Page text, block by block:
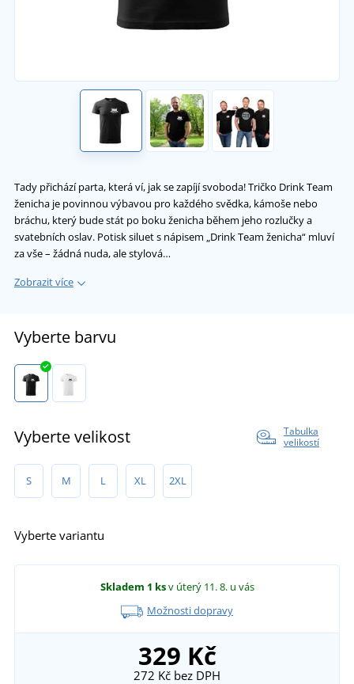
Tady přichází parta, která ví, jak se zapíjí svoboda! Tričko Drink Team
ženicha je povinnou výbavou pro každého svědka, kámoše nebo
bráchu, který bude stát po boku ženicha během jeho rozlučky a
svatebních oslav. Potisk siluet s nápisem „Drink Team ženicha“ mluví
za vše – žádná nuda, ale stylová…
Zobrazit více
Vyberte barvu
Vyberte velikost
Tabulka
velikostí
S M L XL 2XL
Vyberte variantu
Skladem 1 ksv úterý 11. 8. u vás
Možnosti dopravy
329 Kč
272 Kč bez DPH